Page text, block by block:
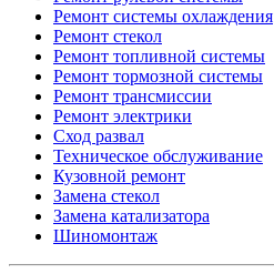
Ремонт системы охлаждения
Ремонт стекол
Ремонт топливной системы
Ремонт тормозной системы
Ремонт трансмиссии
Ремонт электрики
Сход развал
Техническое обслуживание
Кузовной ремонт
Замена стекол
Замена катализатора
Шиномонтаж